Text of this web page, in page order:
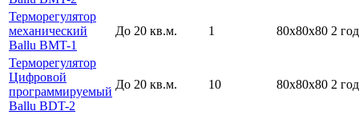
Терморегулятор
механический
Ballu BMT-1
До 20 кв.м. 1 80х80х80 2
Терморегулятор
Цифровой
программируемый
Ballu BDT-2
До 20 кв.м. 10 80х80х80 2